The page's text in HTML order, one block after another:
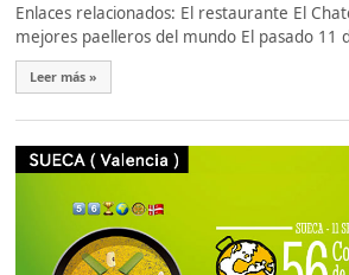
Enlaces relacionados: El restaurante El
mejores paelleros del mundo El pasado 11
Leer más »